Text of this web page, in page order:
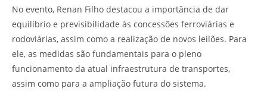
No evento, Renan Filho destacou a importância de dar
equilíbrio e previsibilidade às concessões ferroviárias e
rodoviárias, assim como a realização de novos leilões. Para
ele, as medidas são fundamentais para o pleno
funcionamento da atual infraestrutura de transportes,
assim como para a ampliação futura do sistema.